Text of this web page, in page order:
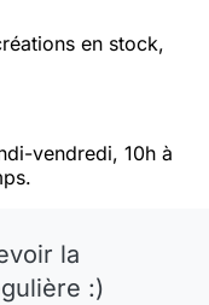
en stock,
vendredi, 10h à
la
:)